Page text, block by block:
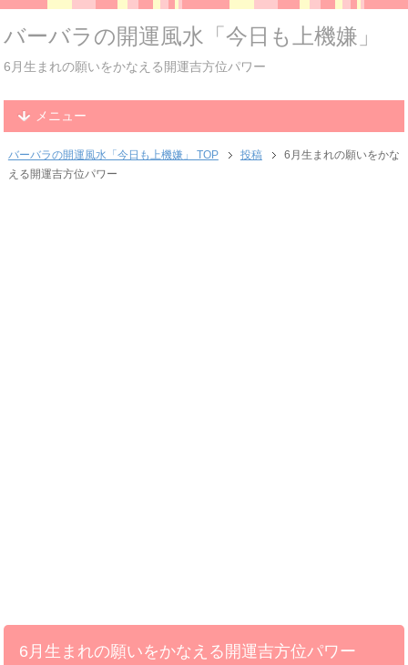
バーバラの開運風水「今日も上機嫌」
6月生まれの願いをかなえる開運吉方位パワー
メニュー
バーバラの開運風水「今日も上機嫌」 TOP 投稿
6月生まれの願いをかな
える開運吉方位パワー
6月生まれの願いをかなえる開運吉方位パワー